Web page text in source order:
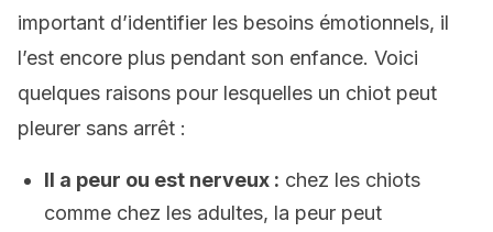
important d’identifier les besoins émotionnels, il
l’est encore plus pendant son enfance. Voici
quelques raisons pour lesquelles un chiot peut
pleurer sans arrêt :
Il a peur ou est nerveux : chez les chiots
comme chez les adultes, la peur peut